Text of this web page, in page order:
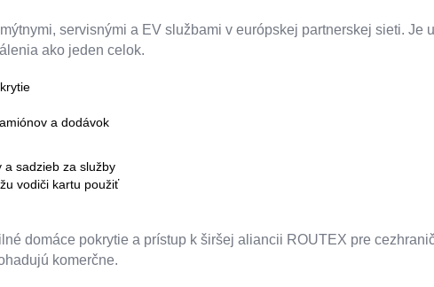
servisnými a EV službami v európskej partnerskej sieti.
ako jeden celok.
a dodávok
a sadzieb za služby
vodiči kartu použiť
domáce pokrytie a prístup k širšej aliancii ROUTEX pre
komerčne.